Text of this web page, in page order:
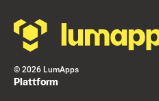
© 2026 LumApps
Plattform